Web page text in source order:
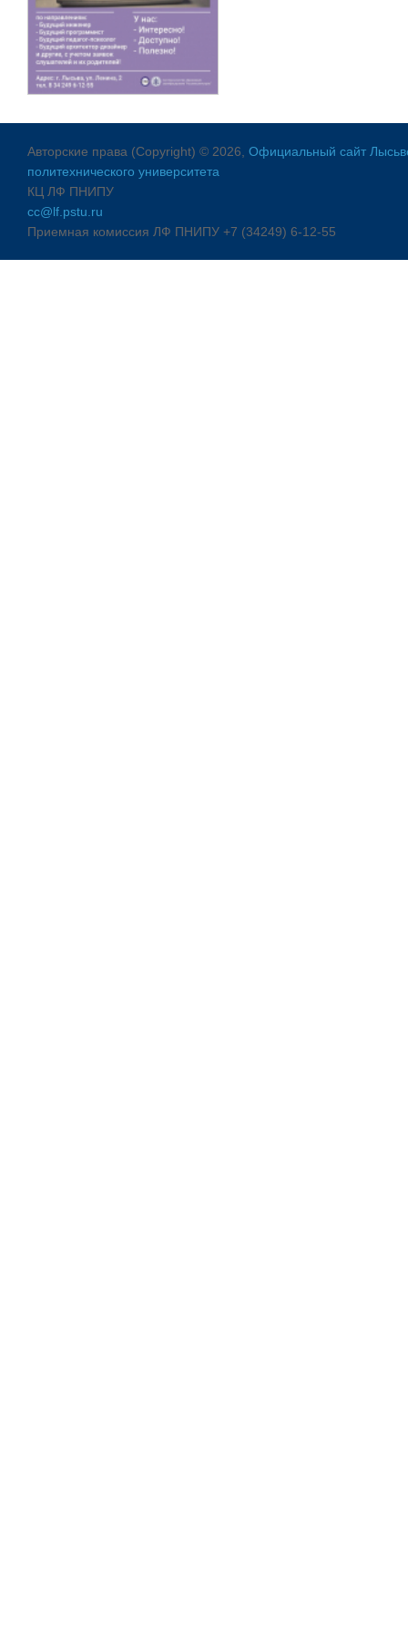
Авторские права (Copyright) © 2026, Официальный сайт
политехнического университета
КЦ ЛФ ПНИПУ
cc@lf.pstu.ru
Приемная комиссия ЛФ ПНИПУ +7 (34249) 6-12-55